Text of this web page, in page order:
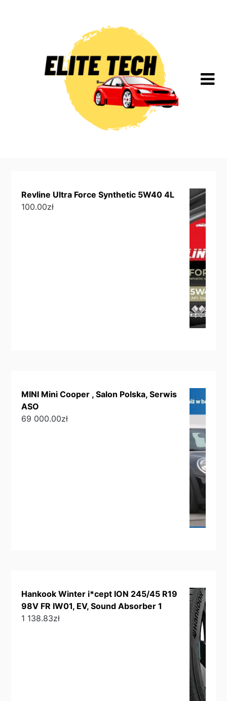
Revline Ultra Force Synthetic 5W40 4L
100.00zł
MINI Mini Cooper , Salon Polska, Serwis
ASO
69 000.00zł
Hankook Winter i*cept ION 245/45 R19
98V FR IW01, EV, Sound Absorber 1
1 138.83zł